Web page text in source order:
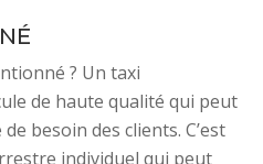
? Un taxi
de haute qualité qui peut
besoin des clients. C’est
individuel qui peut